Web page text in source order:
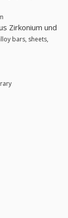
Zirkonium und
bars, sheets,